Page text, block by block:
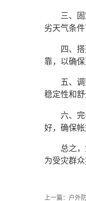
三、
劣天气条
四、
靠，以确
五、
稳定性和舒
六、
好，确保帐
总之
为受灾群
上一篇： 户外